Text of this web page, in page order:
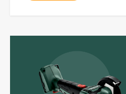
Акумуляторний
комбінований